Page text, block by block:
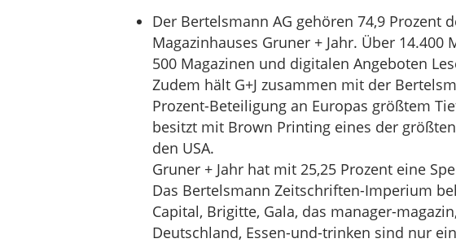
Der Bertelsmann AG gehören 74,9 Prozent
Magazinhauses Gruner + Jahr. Über
500 Magazinen und digitalen Angeboten
Zudem hält G+J zusammen mit der
Prozent-Beteiligung an Europas größtem
besitzt mit Brown Printing eines der
den USA.
Gruner + Jahr hat mit 25,25 Prozent eine
Das Bertelsmann Zeitschriften-Imperium
Capital, Brigitte, Gala, das manager-
Deutschland, Essen-und-trinken sind nur